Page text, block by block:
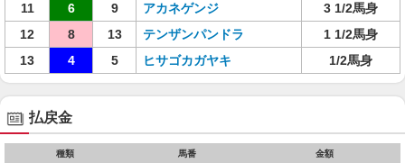
11
6 9 アカネゲンジ
3 1/2馬身
12
8 13 テンザンパンドラ
1 1/2馬身
13
4 5 ヒサゴカガヤキ 1/2馬身
払戻金
種類 馬番 金額